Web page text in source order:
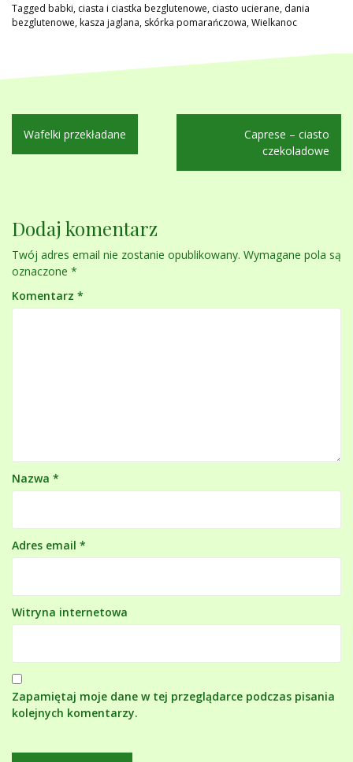
Tagged babki, ciasta i ciastka bezglutenowe, ciasto ucierane, dania
bezglutenowe,kasza jaglana, skórka pomarańczowa,Wielkanoc
Nawigacja
wpisu
Wafelki przekładane
Caprese – ciasto
czekoladowe
Dodaj komentarz
Twój adres email nie zostanie opublikowany. Wymagane pola są
oznaczone *
Komentarz *
Nazwa *
Adres email *
Witryna internetowa
Zapamiętaj moje dane w tej przeglądarce podczas pisania
kolejnych komentarzy.